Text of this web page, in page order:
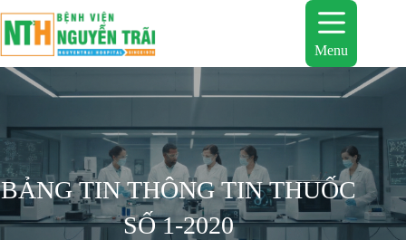
đến
phần
nội
dung
Menu
BẢNG TIN THÔNG TIN THUỐC
SỐ 1-2020